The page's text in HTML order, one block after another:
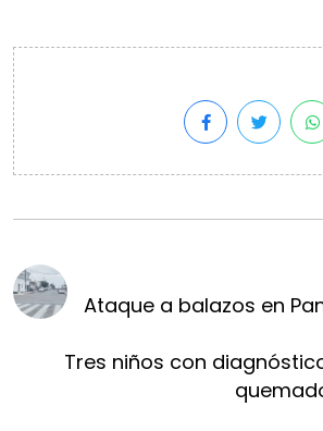
Ataque a balazos en
Tres niños con